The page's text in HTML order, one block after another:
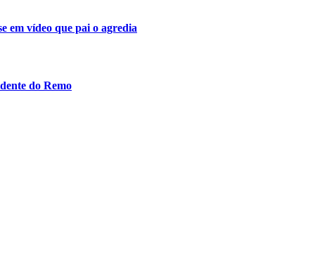
em vídeo que pai o agredia
do Remo